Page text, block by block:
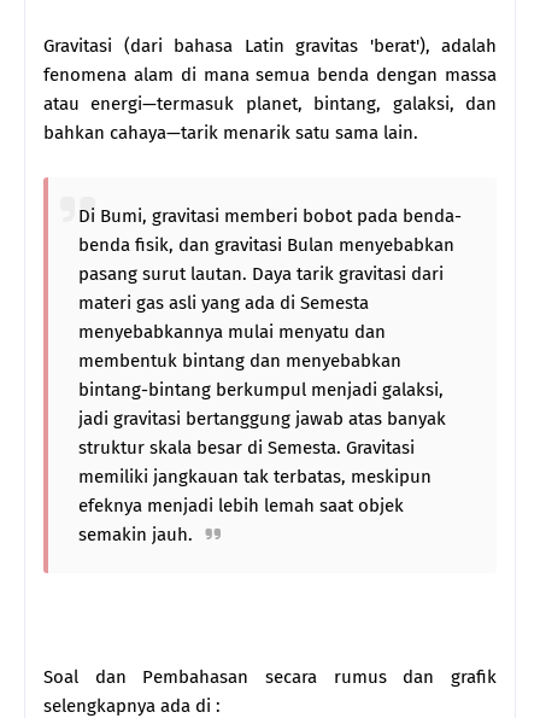
Gravitasi (dari bahasa Latin gravitas 'berat'), adalah
fenomena alam di mana semua benda dengan massa
atau energi—termasuk planet, bintang, galaksi, dan
bahkan cahaya—tarik menarik satu sama lain.
Di Bumi, gravitasi memberi bobot pada benda-
benda fisik, dan gravitasi Bulan menyebabkan
pasang surut lautan. Daya tarik gravitasi dari
materi gas asli yang ada di Semesta
menyebabkannya mulai menyatu dan
membentuk bintang dan menyebabkan
bintang-bintang berkumpul menjadi galaksi,
jadi gravitasi bertanggung jawab atas banyak
struktur skala besar di Semesta. Gravitasi
memiliki jangkauan tak terbatas, meskipun
efeknya menjadi lebih lemah saat objek
semakin jauh.
Soal dan Pembahasan secara rumus dan grafik
selengkapnya ada di :